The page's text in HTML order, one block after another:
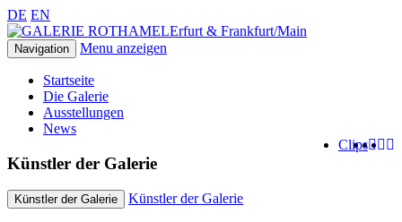
DE EN
Erfurt & Frankfurt/Main
Navigation Menu anzeigen
Startseite
Die Galerie
Ausstellungen
News
Clips
Künstler der Galerie
Künstler der Galerie Künstler der Galerie